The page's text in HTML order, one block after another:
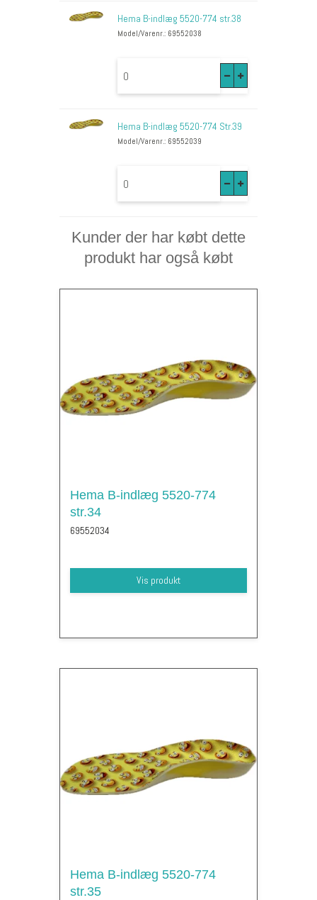
Hema B-indlæg 5520-774 str.38
Model/Varenr.: 69552038
Hema B-indlæg 5520-774 Str.39
Model/Varenr.: 69552039
Kunder der har købt dette
produkt har også købt
Hema B-indlæg 5520-774
str.34
69552034
Vis produkt
Hema B-indlæg 5520-774
str.35